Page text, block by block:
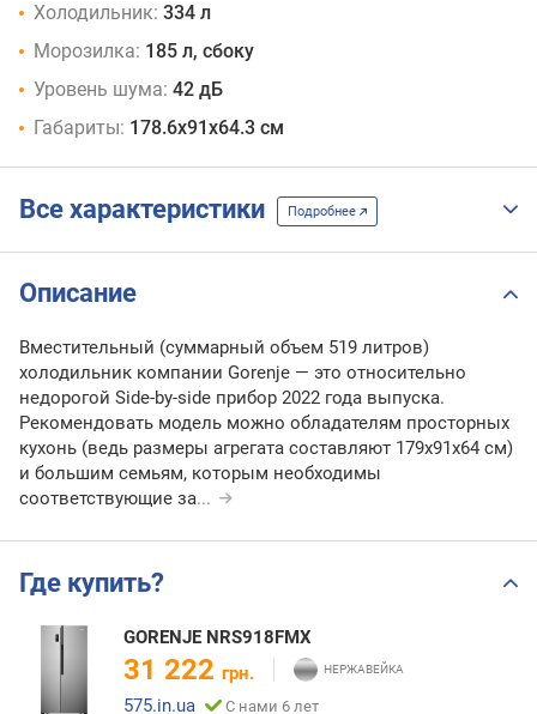
Холодильник: 334 л
Морозилка: 185 л, сбоку
Уровень шума: 42 дБ
Габариты: 178.6x91x64.3 см
Все характеристики Подробнее
Описание
Вместительный (суммарный объем 519 литров)
холодильник компании Gorenje — это относительно
недорогой Side-by-side прибор 2022 года выпуска.
Рекомендовать модель можно обладателям просторных
кухонь (ведь размеры агрегата составляют 179x91x64 см)
и большим семьям, которым необходимы
соответствующие за...
Где купить?
GORENJE NRS918FMX
31 222 грн.
575.in.ua
С нами 6 лет